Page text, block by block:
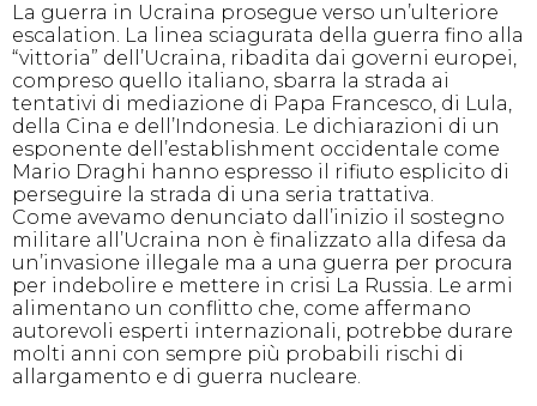
La guerra in Ucraina prosegue verso un’ulteriore
escalation. La linea sciagurata della guerra fino alla
“vittoria” dell’Ucraina, ribadita dai governi europei,
compreso quello italiano, sbarra la strada ai
tentativi di mediazione di Papa Francesco, di Lula,
della Cina e dell’Indonesia. Le dichiarazioni di un
esponente dell’establishment occidentale come
Mario Draghi hanno espresso il rifiuto esplicito di
perseguire la strada di una seria trattativa.
Come avevamo denunciato dall’inizio il sostegno
militare all’Ucraina non è finalizzato alla difesa da
un’invasione illegale ma a una guerra per procura
per indebolire e mettere in crisi La Russia. Le armi
alimentano un conflitto che, come affermano
autorevoli esperti internazionali, potrebbe durare
molti anni con sempre più probabili rischi di
allargamento e di guerra nucleare.